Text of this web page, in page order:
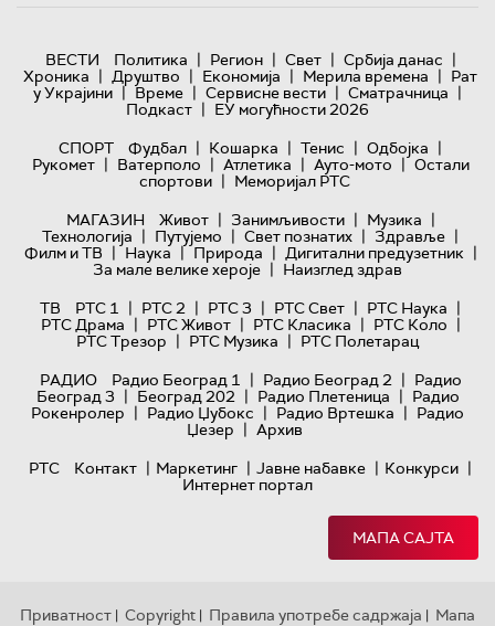
ВЕСТИ Политика | Регион | Свет | Србија данас |
Хроника | Друштво | Економија | Мерила времена | Рат
у Украјини | Време | Сервисне вести | Сматрачница |
Подкаст | ЕУ могућности 2026
СПОРТ
Фудбал | Кошарка | Тенис | Одбојка |
Рукомет | Ватерполо | Атлетика | Ауто-мото | Остали
спортови | Меморијал РТС
МАГАЗИН
Живот | Занимљивости | Музика |
Технологијa | Путујемо | Свет познатих | Здравље |
Филм и ТВ | Наука | Природа | Дигитални предузетник |
За мале велике хероје | Наизглед здрав
ТВ
РТС 1 | РТС 2 | РТС 3 | РТС Свет | РТС Наука |
РТС Драма | РТС Живот | РТС Класика | РТС Коло |
РТС Трезор | РТС Музика | РТС Полетарац
РАДИО
Радио Београд 1 | Радио Београд 2 | Радио
Београд 3 | Београд 202 | Радио Плетеница | Радио
Рокенролер | Радио Џубокс | Радио Вртешка | Радио
Џезер | Архив
РТС
Контакт | Маркетинг | Јавне набавке | Конкурси |
Интернет портал
МАПА САЈТА
Приватност | Copyright | Правила употребе садржаја | Мапа